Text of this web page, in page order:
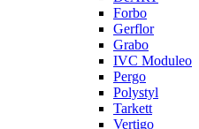
Forbo
Gerflor
Grabo
IVC Moduleo
Pergo
Polystyl
Tarkett
Vertigo